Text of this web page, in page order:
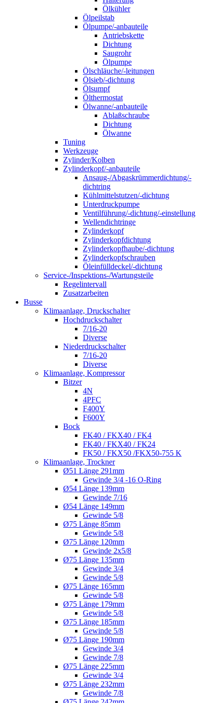
Ölkühler
Ölpeilstab
Ölpumpe/-anbauteile
Antriebskette
Dichtung
Saugrohr
Ölpumpe
Ölschläuche/-leitungen
Ölsieb/-dichtung
Ölsumpf
Ölthermostat
Ölwanne/-anbauteile
Ablaßschraube
Dichtung
Ölwanne
Tuning
Werkzeuge
Zylinder/Kolben
Zylinderkopf/-anbauteile
Ansaug-/Abgaskrümmerdichtung/-
dichtring
Kühlmittelstutzen/-dichtung
Unterdruckpumpe
Ventilführung/-dichtung/-einstellung
Wellendichtringe
Zylinderkopf
Zylinderkopfdichtung
Zylinderkopfhaube/-dichtung
Zylinderkopfschrauben
Öleinfülldeckel/-dichtung
Service-/Inspektions-/Wartungsteile
Regelintervall
Zusatzarbeiten
Busse
Klimaanlage, Druckschalter
Hochdruckschalter
7/16-20
Diverse
Niederdruckschalter
7/16-20
Diverse
Klimaanlage, Kompressor
Bitzer
4N
4PFC
F400Y
F600Y
Bock
FK40 / FKX40 / FK4
FK40 / FKX40 / FK24
FK50 / FKX50 /FKX50-755 K
Klimaanlage, Trockner
Ø51 Länge 291mm
Gewinde 3/4 -16 O-Ring
Ø54 Länge 139mm
Gewinde 7/16
Ø54 Länge 149mm
Gewinde 5/8
Ø75 Länge 85mm
Gewinde 5/8
Ø75 Länge 120mm
Gewinde 2x5/8
Ø75 Länge 135mm
Gewinde 3/4
Gewinde 5/8
Ø75 Länge 165mm
Gewinde 5/8
Ø75 Länge 179mm
Gewinde 5/8
Ø75 Länge 185mm
Gewinde 5/8
Ø75 Länge 190mm
Gewinde 3/4
Gewinde 7/8
Ø75 Länge 225mm
Gewinde 3/4
Ø75 Länge 232mm
Gewinde 7/8